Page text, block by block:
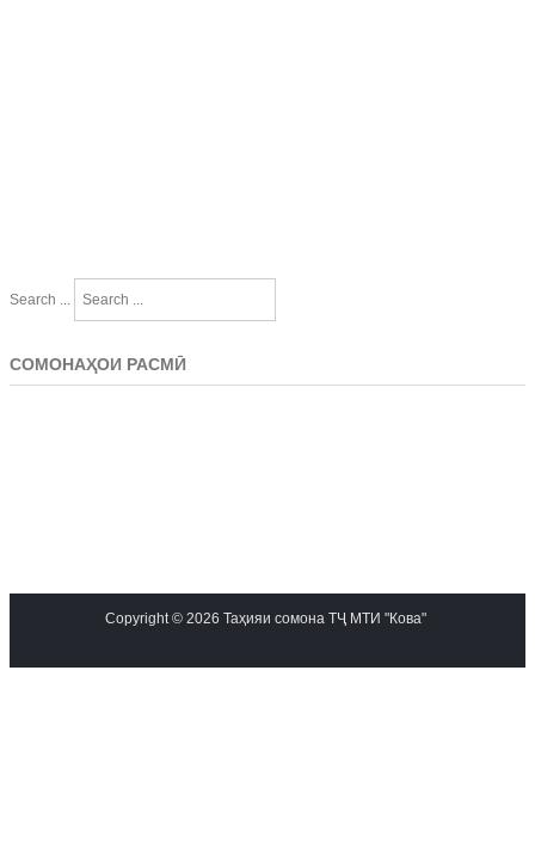
Search ...
СОМОНАҲОИ РАСМӢ
Copyright © 2026 Таҳияи сомона ТҶ МТИ "Кова"